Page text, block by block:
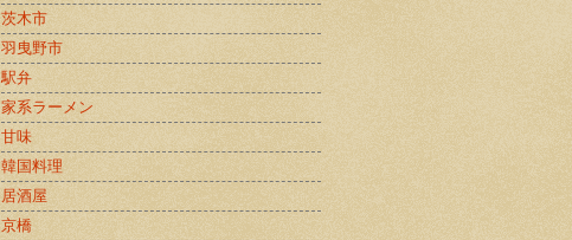
茨木市
羽曳野市
駅弁
家系ラーメン
甘味
韓国料理
居酒屋
京橋